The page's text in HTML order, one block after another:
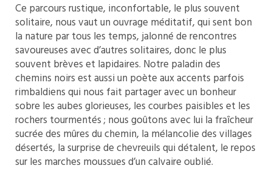
Ce parcours rustique, inconfortable, le plus souvent
solitaire, nous vaut un ouvrage méditatif, qui sent bon
la nature par tous les temps, jalonné de rencontres
savoureuses avec d’autres solitaires, donc le plus
souvent brèves et lapidaires. Notre paladin des
chemins noirs est aussi un poète aux accents parfois
rimbaldiens qui nous fait partager avec un bonheur
sobre les aubes glorieuses, les courbes paisibles et les
rochers tourmentés ; nous goûtons avec lui la fraîcheur
sucrée des mûres du chemin, la mélancolie des villages
désertés, la surprise de chevreuils qui détalent, le repos
sur les marches moussues d’un calvaire oublié.